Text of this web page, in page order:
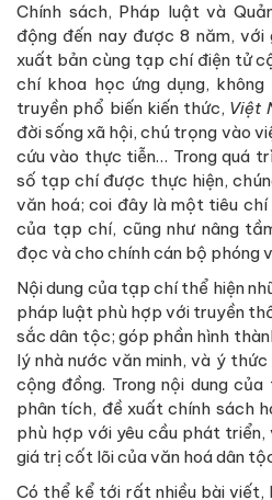
Chính sách, Pháp luật và
động đến nay được 8 năm,
xuất bản cùng tạp chí điện tử
chí khoa học ứng dụng,
truyền phổ biến kiến thức, Việt
đời sống xã hội, chú trọng vào
cứu vào thực tiễn… Trong quá
số tạp chí được thực hiện,
văn hoá; coi đây là một tiêu
của tạp chí, cũng như nâng
đọc và cho chính cán bộ phóng
Nội dung của tạp chí thể hiện
pháp luật phù hợp với truyền
sắc dân tộc; góp phần hình
lý nhà nước văn minh, và ý
cộng đồng. Trong nội dung
phân tích, đề xuất chính sách
phù hợp với yêu cầu phát
giá trị cốt lõi của văn hoá dân
Có thể kể tới rất nhiều bài viết,